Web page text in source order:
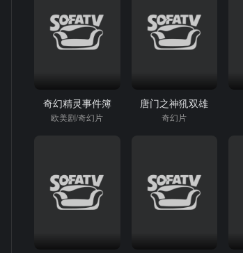
奇幻精灵事件簿
欧美剧/奇幻片
唐门之神犼双雄
奇幻片